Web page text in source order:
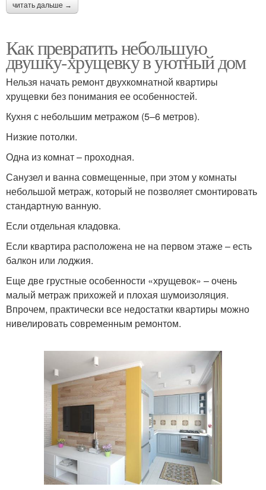
читать дальше →
Как превратить небольшую
двушку-хрущевку в уютный дом
Нельзя начать ремонт двухкомнатной квартиры
хрущевки без понимания ее особенностей.
Кухня с небольшим метражом (5–6 метров).
Низкие потолки.
Одна из комнат – проходная.
Санузел и ванна совмещенные, при этом у комнаты
небольшой метраж, который не позволяет смонтировать
стандартную ванную.
Если отдельная кладовка.
Если квартира расположена не на первом этаже – есть
балкон или лоджия.
Еще две грустные особенности «хрущевок» – очень
малый метраж прихожей и плохая шумоизоляция.
Впрочем, практически все недостатки квартиры можно
нивелировать современным ремонтом.